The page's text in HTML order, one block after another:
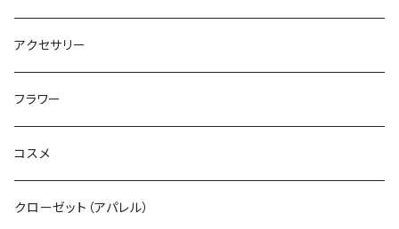
アクセサリー
フラワー
コスメ
クローゼット（アパレル）